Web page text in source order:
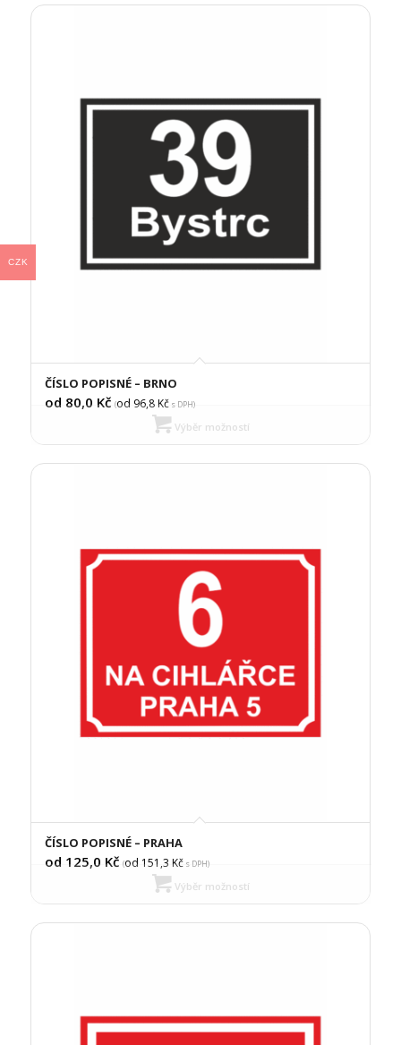
ČÍSLO POPISNÉ – BRNO
od 80,0 Kč (od 96,8Kčs DPH)
Výběr možností
ČÍSLO POPISNÉ – PRAHA
od 125,0 Kč (od 151,3 Kčs DPH)
Výběr možností
CZK